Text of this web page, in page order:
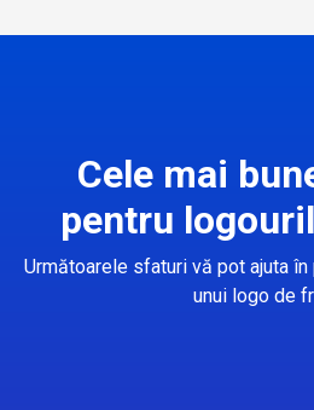
Cele mai
pentru
Următoarele sfaturi vă pot ajuta
unui logo de